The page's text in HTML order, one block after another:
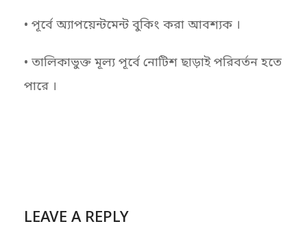
• পূর্বে অ্যাপয়েন্টমেন্ট বুকিং করা আবশ্যক ।
• তালিকাভুক্ত মূল্য পূর্বে নোটিশ ছাড়াই পরিবর্তন হতে
পারে ।
LEAVE A REPLY